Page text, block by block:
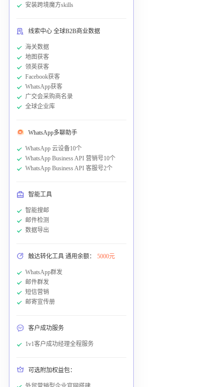
安装跨境魔方skills
线索中心 全球B2B商业数据
海关数据
地图获客
领英获客
Facebook获客
WhatsApp获客
广交会采购商名录
全球企业库
WhatsApp多聊助手
WhatsApp 云设备10个
WhatsApp Business API 营销号10个
WhatsApp Business API 客服号2个
智能工具
智能搜邮
邮件检测
数据导出
触达转化工具 通用余额： 5000元
WhatsApp群发
邮件群发
短信营销
邮寄宣传册
客户成功服务
1v1客户成功经理全程服务
可选附加权益包：